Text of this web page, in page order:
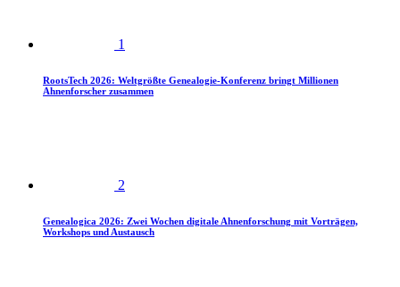
1
RootsTech 2026: Weltgrößte Genealogie-Konferenz bringt Millionen
Ahnenforscher zusammen
2
Genealogica 2026: Zwei Wochen digitale Ahnenforschung mit Vorträgen,
Workshops und Austausch